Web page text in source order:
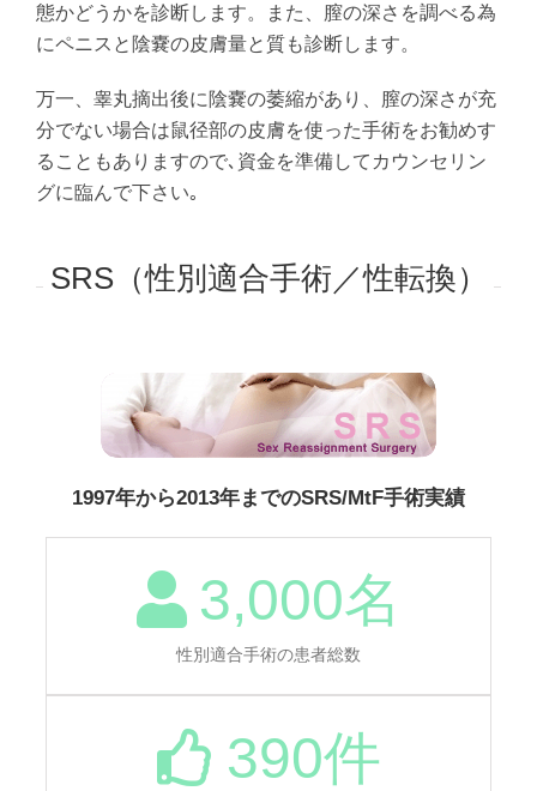
態かどうかを診断します。また、膣の深さを調べる為
にペニスと陰嚢の皮膚量と質も診断します。
万一、睾丸摘出後に陰嚢の萎縮があり、膣の深さが充
分でない場合は鼠径部の皮膚を使った手術をお勧めす
ることもありますので､資金を準備してカウンセリン
グに臨んで下さい｡
SRS（性別適合手術／性転換）
1997年から2013年までのSRS/MtF手術実績
3,000名
性別適合手術の患者総数
390件